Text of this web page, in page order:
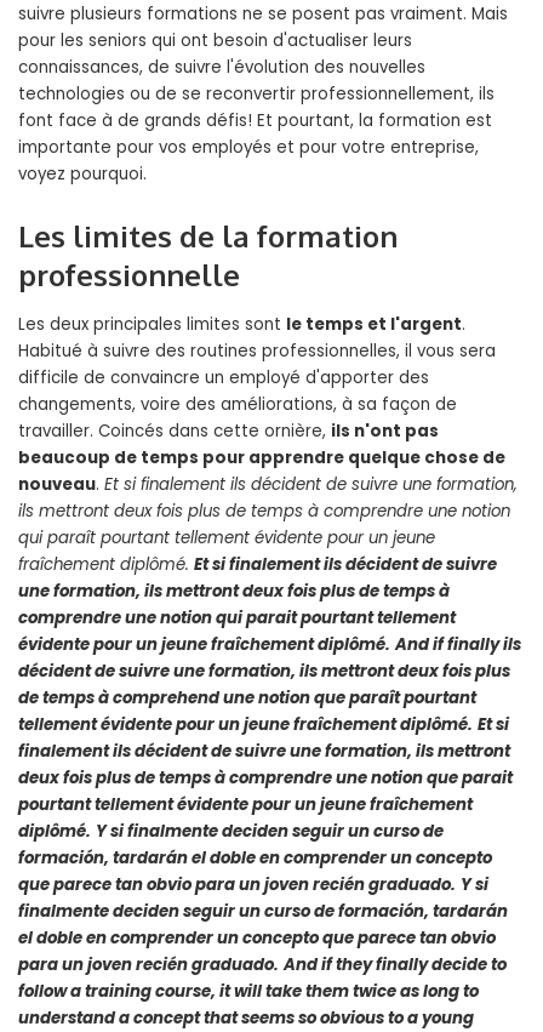
suivre plusieurs formations ne se posent pas vraiment. Mais
pour les seniors qui ont besoin d'actualiser leurs
connaissances, de suivre l'évolution des nouvelles
technologies ou de se reconvertir professionnellement, ils
font face à de grands défis! Et pourtant, la formation est
importante pour vos employés et pour votre entreprise,
voyez pourquoi.
Les limites de la formation
professionnelle
Les deux principales limites sont le temps et l'argent.
Habitué à suivre des routines professionnelles, il vous sera
difficile de convaincre un employé d'apporter des
changements, voire des améliorations, à sa façon de
travailler. Coincés dans cette ornière, ils n'ont pas
beaucoup de temps pour apprendre quelque chose de
nouveau. Et si finalement ils décident de suivre une formation,
ils mettront deux fois plus de temps à comprendre une notion
qui paraît pourtant tellement évidente pour un jeune
fraîchement diplômé. Et si finalement ils décident de suivre
une formation, ils mettront deux fois plus de temps à
comprendre une notion qui parait pourtanttellement
évidentepour un jeune fraîchement diplômé. And if finally ils
décident de suivre une formation, ils mettront deux fois plus
de temps à comprehend une notion que paraît pourtant
tellement évidentepour un jeune fraîchement diplômé. Et si
finalement ils décident de suivre une formation, ils mettront
deux fois plus de temps à comprendre une notion que parait
pourtanttellement évidentepour un jeune fraîchement
diplômé. Y si finalmente deciden seguir un curso de
formación, tardarán el doble en comprender un concepto
que parecetan obviopara un joven recién graduado. Y si
finalmente deciden seguir un curso de formación, tardarán
el doble en comprender un concepto que parecetan obvio
para un joven recién graduado. And if they finally decide to
follow a training course, it will take them twice as long to
understand a concept that seemsso obviousto a young